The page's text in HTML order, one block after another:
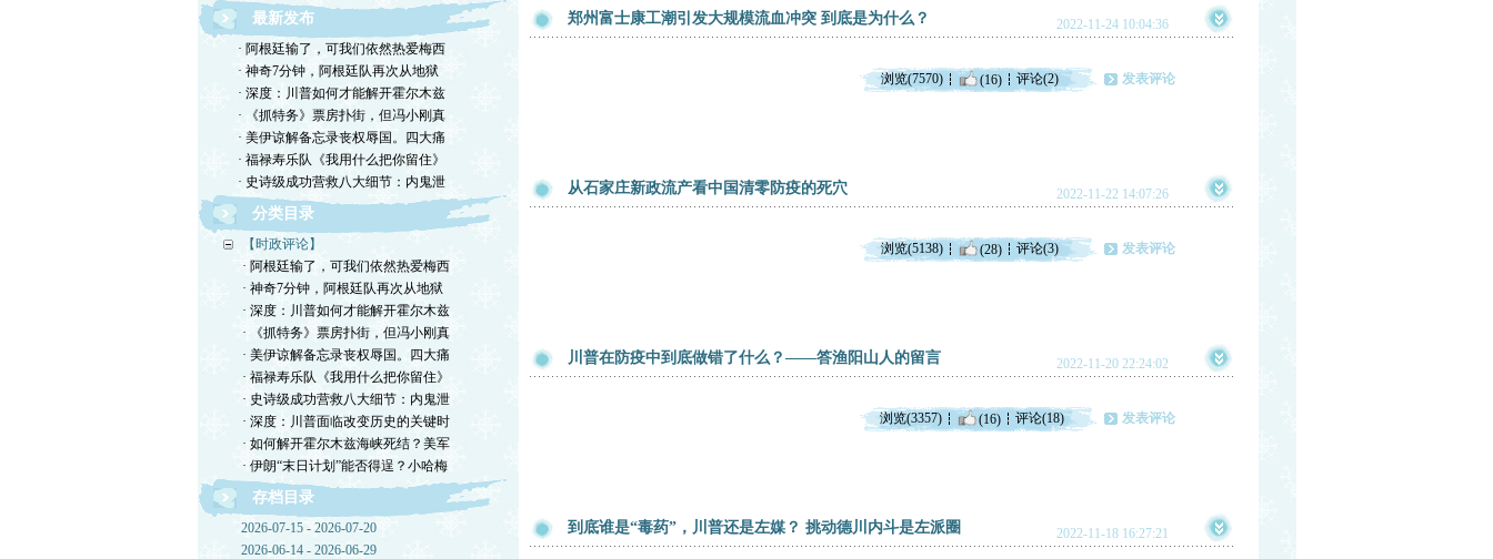
最新发布
· 阿根廷输了，可我们依然热爱梅西
· 神奇7分钟，阿根廷队再次从地狱
· 深度：川普如何才能解开霍尔木兹
· 《抓特务》票房扑街，但冯小刚真
· 美伊谅解备忘录丧权辱国。四大痛
· 福禄寿乐队《我用什么把你留住》
· 史诗级成功营救八大细节：内鬼泄
分类目录
【时政评论】
· 阿根廷输了，可我们依然热爱梅西
· 神奇7分钟，阿根廷队再次从地狱
· 深度：川普如何才能解开霍尔木兹
· 《抓特务》票房扑街，但冯小刚真
· 美伊谅解备忘录丧权辱国。四大痛
· 福禄寿乐队《我用什么把你留住》
· 史诗级成功营救八大细节：内鬼泄
· 深度：川普面临改变历史的关键时
· 如何解开霍尔木兹海峡死结？美军
· 伊朗“末日计划”能否得逞？小哈梅
存档目录
2026-07-15 - 2026-07-20
2026-06-14 - 2026-06-29
郑州富士康工潮引发大规模流血冲突 到底是为什么？ 2022-11-24 10:04:36
浏览(7570) (16) 评论(2) 发表评论
从石家庄新政流产看中国清零防疫的死穴 2022-11-22 14:07:26
浏览(5138) (28) 评论(3) 发表评论
川普在防疫中到底做错了什么？——答渔阳山人的留言 2022-11-20 22:24:02
浏览(3357) (16) 评论(18) 发表评论
到底谁是“毒药”，川普还是左媒？ 挑动德川内斗是左派圈 2022-11-18 16:27:21